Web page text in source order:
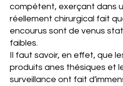
compétent, exerçant dans
réellement chirurgical fait
encourus sont de­ venus
faibles.
Il faut savoir, en effet, que
produits anes­ thésiques et
surveillance ont fait